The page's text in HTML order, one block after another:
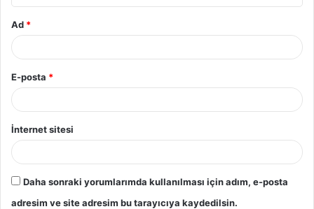
Ad *
E-posta *
İnternet sitesi
Daha sonraki yorumlarımda kullanılması için adım, e-posta
adresim ve site adresim bu tarayıcıya kaydedilsin.